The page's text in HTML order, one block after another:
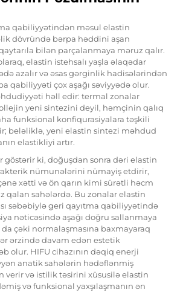
qabiliyyətindən məsul elastin
dövründə bərpa həddini aşan
bilən parçalanmaya məruz qalır.
elastin istehsalı yaşla əlaqədar
azalır və əsas gərginlik hadisələrindən
qabiliyyəti çox aşağı səviyyədə olur.
həll edir: termal zonalar
yeni sintezini deyil, həmçinin qalıq
funksional konfiqurasiyalara təşkili
beləliklə, yeni elastin sintezi məhdud
elastikliyi artır.
ki, doğuşdan sonra dəri elastin
nümunələrini nümayiş etdirir,
xətti və ön qarın kimi sürətli həcm
qalan sahələrdə. Bu zonalar elastin
səbəbiylə geri qayıtma qabiliyyətində
nəticəsində aşağı doğru sallanmaya
da çəki normalaşmasına baxmayaraq
ərzində davam edən estetik
olur. HIFU cihazının dəqiq enerji
anatik sahələrin hədəflənmiş
verir və istilik təsirini xüsusilə elastin
və funksional yaxşılaşmanın ən